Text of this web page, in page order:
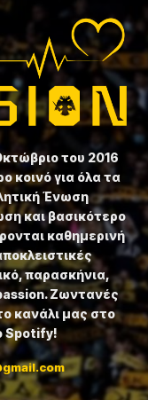
του 2016
κοινό για όλα τα
Ένωση
και βασικότερο
καθημερινή
παρασκήνια,
Ζωντανές
κανάλι μας στο
Spotify!